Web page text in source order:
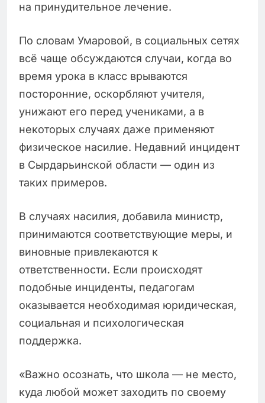
на принудительное лечение.
По словам Умаровой, в социальных сетях
всё чаще обсуждаются случаи, когда во
время урока в класс врываются
посторонние, оскорбляют учителя,
унижают его перед учениками, а в
некоторых случаях даже применяют
физическое насилие. Недавний инцидент
в Сырдарьинской области — один из
таких примеров.
В случаях насилия, добавила министр,
принимаются соответствующие меры, и
виновные привлекаются к
ответственности. Если происходят
подобные инциденты, педагогам
оказывается необходимая юридическая,
социальная и психологическая
поддержка.
«Важно осознать, что школа — не место,
куда любой может заходить по своему